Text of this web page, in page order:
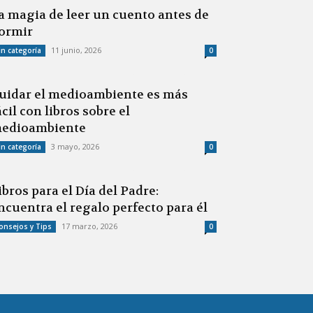
magia de leer un cuento antes de
categoría 11 junio, 2026 0
el medioambiente es más
con libros sobre el
categoría 3 mayo, 2026 0
para el Día del Padre:
el regalo perfecto para él
y Tips 17 marzo, 2026 0